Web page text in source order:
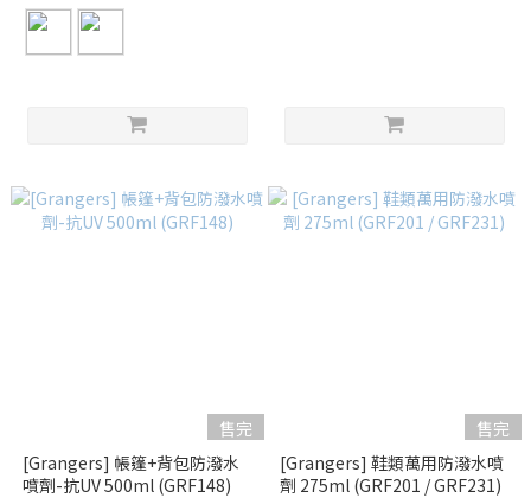
售完
[Grangers] 帳篷+背包防潑水
噴劑-抗UV 500ml (GRF148)
售完
[Grangers] 鞋類萬用防潑水噴
劑 275ml (GRF201 / GRF231)